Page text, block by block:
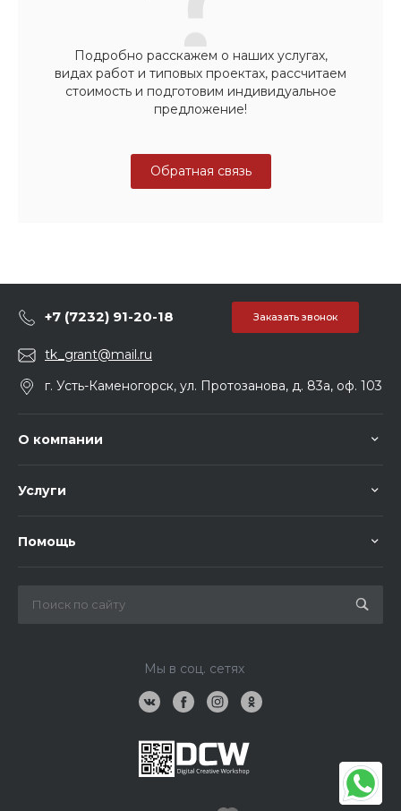
Подробно расскажем о наших услугах,
видах работ и типовых проектах, рассчитаем
стоимость и подготовим индивидуальное
предложение!
Обратная связь
+7 (7232) 91-20-18 Заказать звонок
tk_grant@mail.ru
г. Усть-Каменогорск, ул. Протозанова, д. 83а, оф. 103
О компании
Услуги
Помощь
Мы в соц. сетях